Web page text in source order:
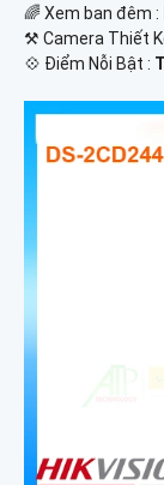
🌈 Xem ban đêm :
⚒ Camera Thiết
️💠 Điểm Nỗi Bật :